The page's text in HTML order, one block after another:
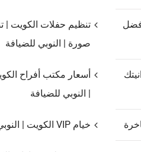
تنظيم حفلات الكويت |
صورة | النوبي للضيافة
أسعار مكتب أفراح
| النوبي للضيافة
خيام VIP الكويت | النوبي للضيافة لتجهيز المناسبات الفاخرة